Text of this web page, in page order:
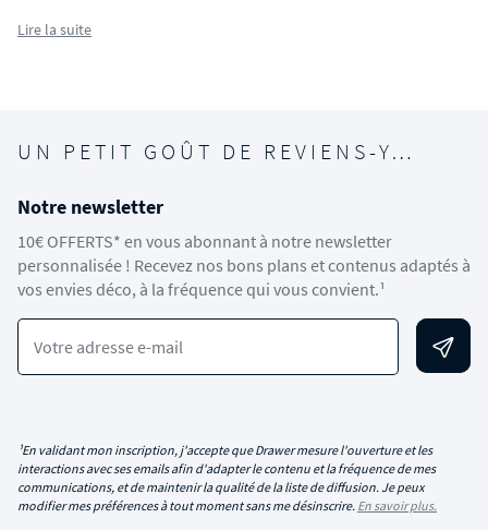
Lire la suite
UN PETIT GOÛT DE REVIENS-Y…
Notre newsletter
10€ OFFERTS* en vous abonnant à notre newsletter
personnalisée ! Recevez nos bons plans et contenus adaptés à
vos envies déco, à la fréquence qui vous convient.¹
Votre adresse e-mail
¹En validant mon inscription, j'accepte que Drawer mesure l'ouverture et les
interactions avec ses emails afin d'adapter le contenu et la fréquence de mes
communications, et de maintenir la qualité de la liste de diffusion. Je peux
modifier mes préférences à tout moment sans me désinscrire. En savoir plus.